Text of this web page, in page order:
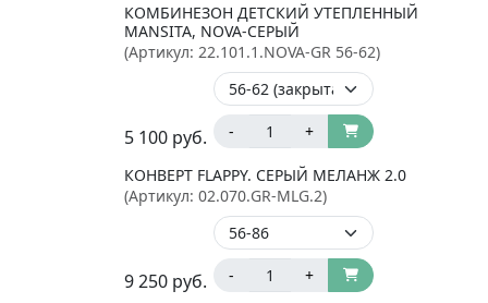
КОМБИНЕЗОН ДЕТСКИЙ УТЕПЛЕННЫЙ
MANSITA, NOVA-СЕРЫЙ
(Артикул: 22.101.1.NOVA-GR 56-62)
5 100 руб. - +
КОНВЕРТ FLAPPY. CЕРЫЙ МЕЛАНЖ 2.0
(Артикул: 02.070.GR-MLG.2)
9 250 руб. - +